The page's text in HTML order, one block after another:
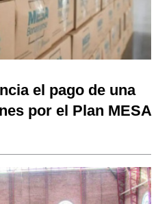
el pago de una
por el Plan MESA